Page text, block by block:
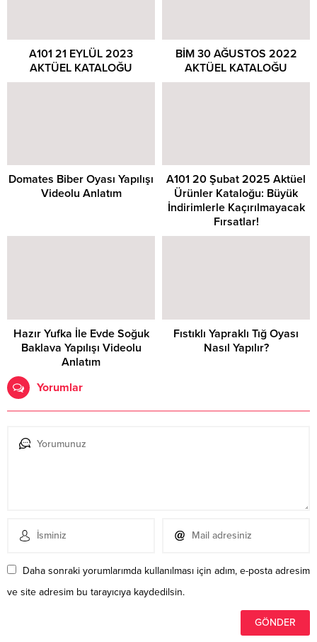
A101 21 EYLÜL 2023
AKTÜEL KATALOĞU
BİM 30 AĞUSTOS 2022
AKTÜEL KATALOĞU
Domates Biber Oyası Yapılışı
Videolu Anlatım
A101 20 Şubat 2025 Aktüel
Ürünler Kataloğu: Büyük
İndirimlerle Kaçırılmayacak
Fırsatlar!
Hazır Yufka İle Evde Soğuk
Baklava Yapılışı Videolu
Anlatım
Fıstıklı Yapraklı Tığ Oyası
Nasıl Yapılır?
Yorumlar
Daha sonraki yorumlarımda kullanılması için adım, e-posta adresim
ve site adresim bu tarayıcıya kaydedilsin.